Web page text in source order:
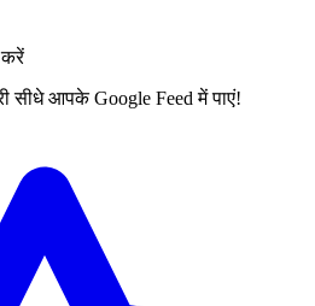
करें
सीधे आपके Google Feed में पाएं!